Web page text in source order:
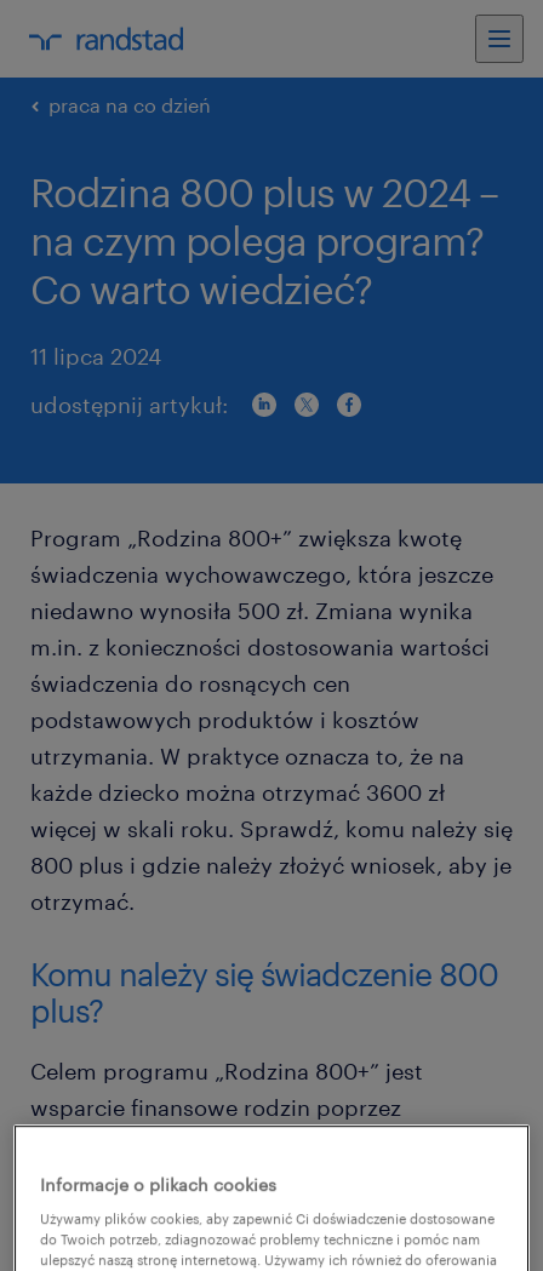
praca na co dzień
Rodzina 800 plus w 2024 –
na czym polega program?
Co warto wiedzieć?
11 lipca 2024
udostępnij artykuł:
Program „Rodzina 800+” zwiększa kwotę
świadczenia wychowawczego, która jeszcze
niedawno wynosiła 500 zł. Zmiana wynika
m.in. z konieczności dostosowania wartości
świadczenia do rosnących cen
podstawowych produktów i kosztów
utrzymania. W praktyce oznacza to, że na
każde dziecko można otrzymać 3600 zł
więcej w skali roku. Sprawdź, komu należy się
800 plus i gdzie należy złożyć wniosek, aby je
otrzymać.
Komu należy się świadczenie 800
plus?
Celem programu „Rodzina 800+” jest
wsparcie finansowe rodzin poprzez
wychowywaniem dzieci. W przeciwieństwie
do świadczeń zfunduszu socjalnego w
zakładzie pracy, jest to program państwowy.
Informacje o plikach cookies
Używamy plików cookies, aby zapewnić Ci doświadczenie dostosowane
do Twoich potrzeb, zdiagnozować problemy techniczne i pomóc nam
ulepszyć naszą stronę internetową. Używamy ich również do oferowania